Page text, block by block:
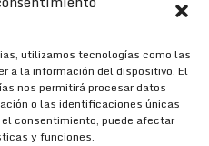
utilizamos tecnologías como las
a la información del dispositivo. El
nos permitirá procesar datos
o las identificaciones únicas
consentimiento, puede afectar
y funciones.